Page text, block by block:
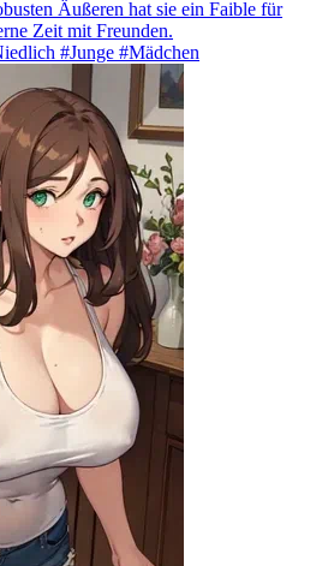
Äußeren hat sie ein Faible für
Zeit mit Freunden.
#Junge #Mädchen